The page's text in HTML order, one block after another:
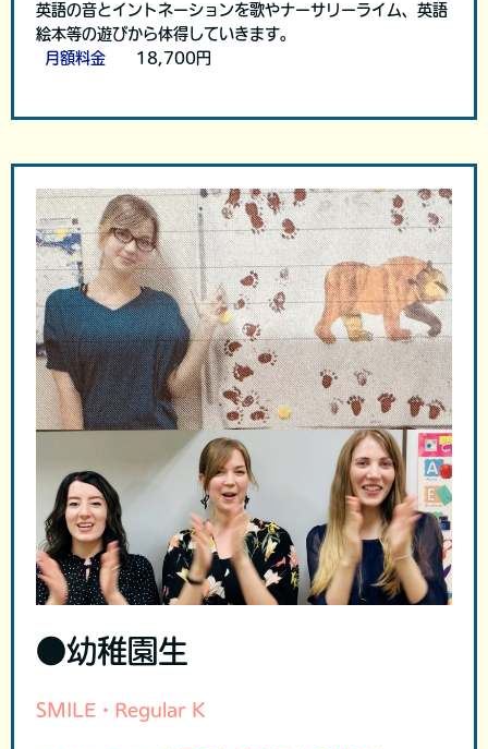
英語の音とイントネーションを歌やナーサリーライム、英語
絵本等の遊びから体得していきます。
月額料金 18,700円
●幼稚園生
SMILE・Regular K